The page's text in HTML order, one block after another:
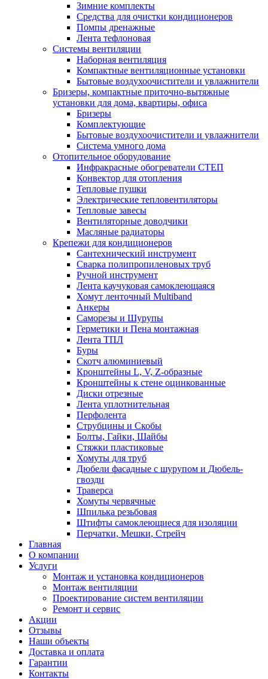
Зимние комплекты
Средства для очистки кондиционеров
Помпы дренажные
Лента тефлоновая
Системы вентиляции
Наборная вентиляция
Компактные вентиляционные установки
Бытовые воздухоочистители и увлажнители
Бризеры, компактные приточно-вытяжные
установки для дома, квартиры, офиса
Бризеры
Комплектующие
Бытовые воздухоочистители и увлажнители
Система умного дома
Отопительное оборудование
Инфракрасные обогреватели СТЕП
Конвектор для отопления
Тепловые пушки
Электрические тепловентиляторы
Тепловые завесы
Вентиляторные доводчики
Масляные радиаторы
Крепежи для кондиционеров
Сантехнический инструмент
Сварка полипропиленовых труб
Ручной инструмент
Лента каучуковая самоклеющаяся
Хомут ленточный Multiband
Анкеры
Саморезы и Шурупы
Герметики и Пена монтажная
Лента ТПЛ
Буры
Скотч алюминиевый
Кронштейны L, V, Z-образные
Кронштейны к стене оцинкованные
Диски отрезные
Лента уплотнительная
Перфолента
Струбцины и Скобы
Болты, Гайки, Шайбы
Стяжки пластиковые
Хомуты для труб
Дюбели фасадные с шурупом и Дюбель-
гвозди
Траверса
Хомуты червячные
Шпилька резьбовая
Штифты самоклеющиеся для изоляции
Перчатки, Мешки, Стрейч
Главная
О компании
Услуги
Монтаж и установка кондиционеров
Монтаж вентиляции
Проектирование систем вентиляции
Ремонт и сервис
Акции
Отзывы
Наши объекты
Доставка и оплата
Гарантии
Контакты